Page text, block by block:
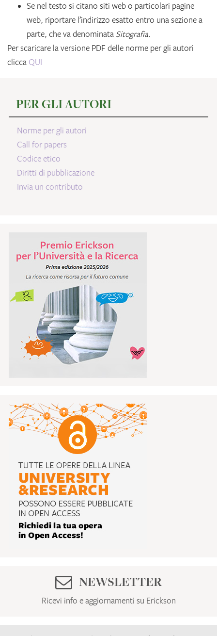
Se nel testo si citano siti web o particolari pagine
web, riportare l’indirizzo esatto entro una sezione a
parte, che va denominata Sitografia.
Per scaricare la versione PDF delle norme per gli autori
clicca QUI
PER GLI AUTORI
Norme per gli autori
Call for papers
Codice etico
Diritti di pubblicazione
Invia un contributo
NEWSLETTER
Ricevi info e aggiornamenti su Erickson